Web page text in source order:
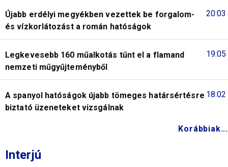
20:03
Újabb erdélyi megyékben vezettek be forgalom-
és vízkorlátozást a román hatóságok
19:05
Legkevesebb 160 műalkotás tűnt el a flamand
nemzeti műgyűjteményből
18:02
A spanyol hatóságok újabb tömeges határsértésre
biztató üzeneteket vizsgálnak
Korábbiak...
Interjú